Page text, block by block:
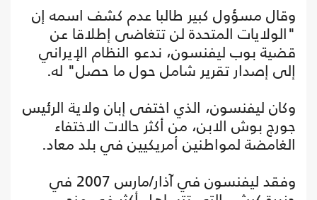
وقال مسؤول كبير طالبا عدم كشف اسمه إن
"الولايات المتحدة لن تتغاضى إطلاقا عن
قضية بوب ليفنسون، ندعو النظام الإيراني
إلى إصدار تقرير شامل حول ما حصل" له.
وكان ليفنسون، الذي اختفى إبان ولاية الرئيس
جورج بوش الابن، من أكثر حالات الاختفاء
الغامضة لمواطنين أمريكيين في بلد معاد.
وفقد ليفنسون في آذار/مارس 2007 في